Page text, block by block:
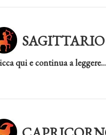
SAGITTARIO
qui e continua a leggere…